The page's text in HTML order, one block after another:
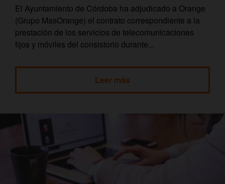
El Ayuntamiento de Córdoba ha adjudicado a Orange
(Grupo MasOrange) el contrato correspondiente a la
prestación de los servicios de telecomunicaciones
fijos y móviles del consistorio durante...
Leer más